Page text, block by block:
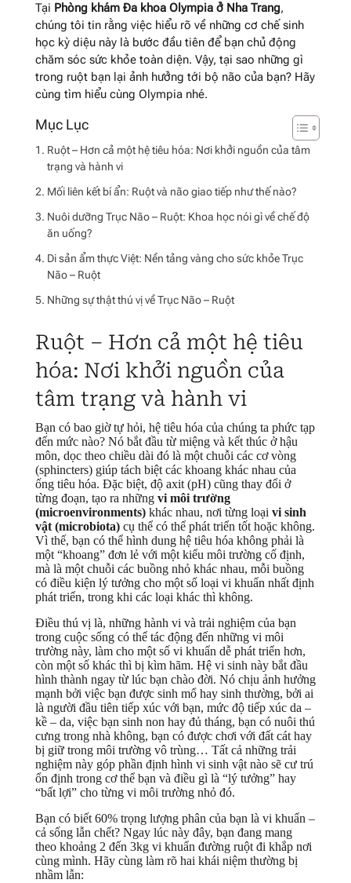
Tại Phòng khám Đa khoa Olympia ở Nha Trang,
chúng tôi tin rằng việc hiểu rõ về những cơ chế sinh
học kỳ diệu này là bước đầu tiên để bạn chủ động
chăm sóc sức khỏe toàn diện. Vậy, tại sao những gì
trong ruột bạn lại ảnh hưởng tới bộ não của bạn? Hãy
cùng tìm hiểu cùng Olympia nhé.
Ruột – Hơn cả một hệ tiêu hóa: Nơi khởi nguồn của tâm
trạng và hành vi
Mối liên kết bí ẩn: Ruột và não giao tiếp như thế nào?
Nuôi dưỡng Trục Não – Ruột: Khoa học nói gì về chế độ
ăn uống?
Di sản ẩm thực Việt: Nền tảng vàng cho sức khỏe Trục
Não – Ruột
Những sự thật thú vị về Trục Não – Ruột
Ruột – Hơn cả một hệ tiêu
hóa: Nơi khởi nguồn của
tâm trạng và hành vi
Bạn có bao giờ tự hỏi, hệ tiêu hóa của chúng ta phức tạp
đến mức nào? Nó bắt đầu từ miệng và kết thúc ở hậu
môn, dọc theo chiều dài đó là một chuỗi các cơ vòng
(sphincters) giúp tách biệt các khoang khác nhau của
ống tiêu hóa. Đặc biệt, độ axit (pH) cũng thay đổi ở
từng đoạn, tạo ra những vi môi trường
(microenvironments)khác nhau, nơi từng loại vi sinh
vật (microbiota)cụ thể có thể phát triển tốt hoặc không.
Vì thế, bạn có thể hình dung hệ tiêu hóa không phải là
một “khoang” đơn lẻ với một kiểu môi trường cố định,
mà là một chuỗi các buồng nhỏ khác nhau, mỗi buồng
có điều kiện lý tưởng cho một số loại vi khuẩn nhất định
phát triển, trong khi các loại khác thì không.
Điều thú vị là, những hành vi và trải nghiệm của bạn
trong cuộc sống có thể tác động đến những vi môi
trường này, làm cho một số vi khuẩn dễ phát triển hơn,
còn một số khác thì bị kìm hãm. Hệ vi sinh này bắt đầu
hình thành ngay từ lúc bạn chào đời. Nó chịu ảnh hưởng
mạnh bởi việc bạn được sinh mổ hay sinh thường, bởi ai
là người đầu tiên tiếp xúc với bạn, mức độ tiếp xúc da –
kề – da, việc bạn sinh non hay đủ tháng, bạn có nuôi thú
cưng trong nhà không, bạn có được chơi với đất cát hay
bị giữ trong môi trường vô trùng… Tất cả những trải
nghiệm này góp phần định hình vi sinh vật nào sẽ cư trú
ổn định trong cơ thể bạn và điều gì là “lý tưởng” hay
“bất lợi” cho từng vi môi trường nhỏ đó.
Bạn có biết 60% trọng lượng phân của bạn là vi khuẩn –
cả sống lẫn chết? Ngay lúc này đây, bạn đang mang
theo khoảng 2 đến 3kg vi khuẩn đường ruột đi khắp nơi
cùng mình. Hãy cùng làm rõ hai khái niệm thường bị
nhầm lẫn: